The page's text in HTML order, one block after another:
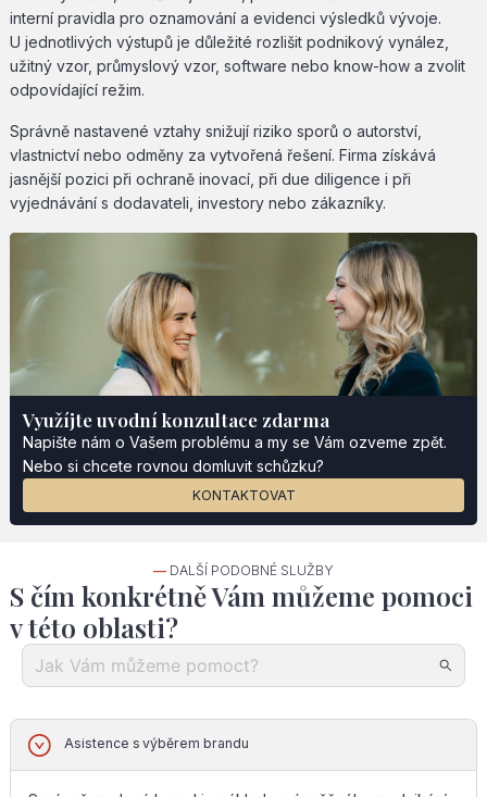
interní pravidla pro oznamování a evidenci výsledků vývoje.
U jednotlivých výstupů je důležité rozlišit podnikový vynález,
užitný vzor, průmyslový vzor, software nebo know-how a zvolit
odpovídající režim.
Správně nastavené vztahy snižují riziko sporů o autorství,
vlastnictví nebo odměny za vytvořená řešení. Firma získává
jasnější pozici při ochraně inovací, při due diligence i při
vyjednávání s dodavateli, investory nebo zákazníky.
Využíjte uvodní konzultace zdarma
Napište nám o Vašem problému a my se Vám ozveme zpět.
Nebo si chcete rovnou domluvit schůzku?
KONTAKTOVAT
— DALŠÍ PODOBNÉ SLUŽBY
S čím konkrétně Vám můžeme pomoci
v této oblasti?
Asistence s výběrem brandu